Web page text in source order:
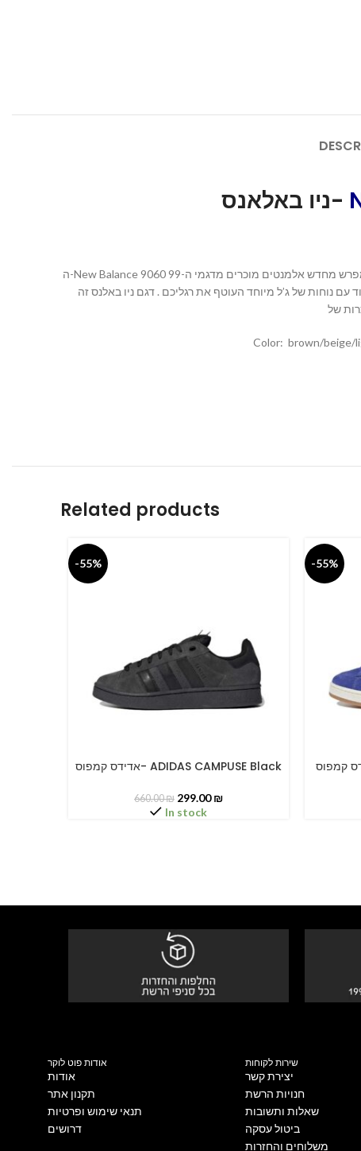
ניו באלאנס-
ה-New Balance 9060 מציג עיצוב מונחה חדשנות – במגוון צבעים וסגננות. דגם זה ניו באלאנס 9060 מפרש מחדש אלמנטים מוכרים מדגמי ה-99X הקלאסיים עם נוחות מירבית וטכנולוגית העתידנית והגלויה של
עם נוחות של ג’ל מיוחד העוטף את רגליכם . דגם ניו באלנס זה
Color: brown/beige/light
Related products
-55%
SELECT OPTIONSאדידס קמפוס- ADIDAS CAMPUSE Black
660.00₪ 299.00₪
In stock
-55%
SELECT
אודות פוט לוקר
אודות
תקנון אתר
תנאי שימוש ופרטיות
דרושים
שירות לקוחות
יצירת קשר
חנויות הרשת
שאלות ותשובות
ביטול עסקה
משלוחים והחזרות